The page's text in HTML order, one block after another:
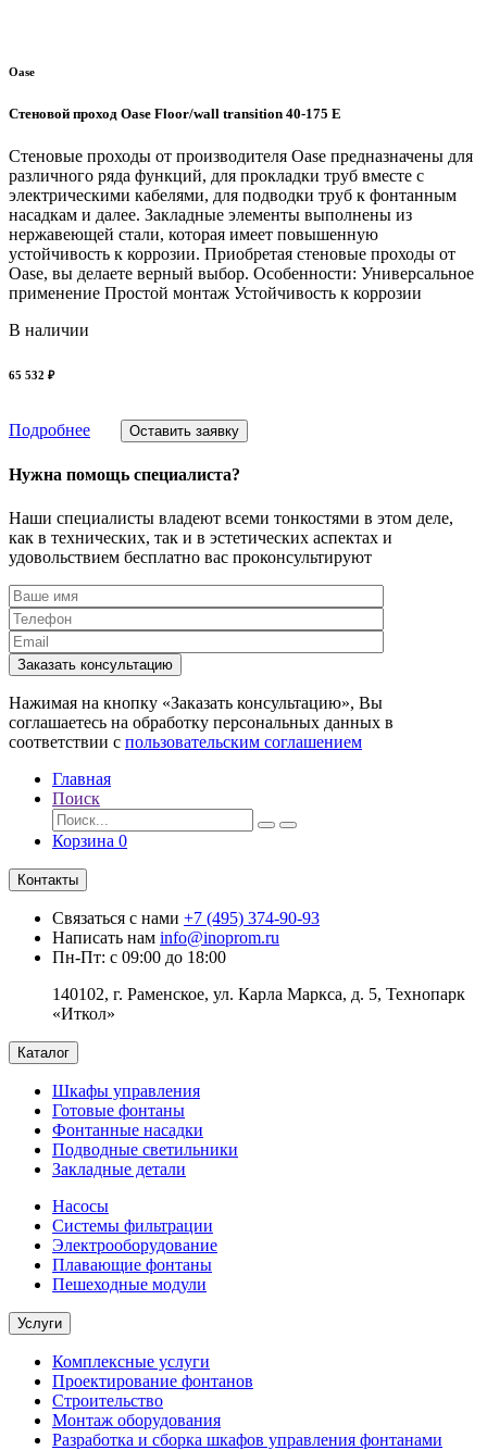
Oase
Стеновой проход Oase Floor/wall transition 40-175 E
Стеновые проходы от производителя Oase предназначены для
различного ряда функций, для прокладки труб вместе с
электрическими кабелями, для подводки труб к фонтанным
насадкам и далее. Закладные элементы выполнены из
нержавеющей стали, которая имеет повышенную
устойчивость к коррозии. Приобретая стеновые проходы от
Oase, вы делаете верный выбор. Особенности: Универсальное
применение Простой монтаж Устойчивость к коррозии
В наличии
65 532 ₽
Подробнее Оставить заявку
Нужна помощь специалиста?
Наши специалисты владеют всеми тонкостями в этом деле,
как в технических, так и в эстетических аспектах и
удовольствием бесплатно вас проконсультируют
Заказать консультацию
Нажимая на кнопку «Заказать консультацию», Вы
соглашаетесь на обработку персональных данных в
соответствии с пользовательским соглашением
Главная
Поиск
Корзина 0
Контакты
Связаться с нами +7 (495) 374-90-93
Написать нам info@inoprom.ru
Пн-Пт: с 09:00 до 18:00
140102, г. Раменское, ул. Карла Маркса, д. 5, Технопарк
«Иткол»
Каталог
Шкафы управления
Готовые фонтаны
Фонтанные насадки
Подводные светильники
Закладные детали
Насосы
Системы фильтрации
Электрооборудование
Плавающие фонтаны
Пешеходные модули
Услуги
Комплексные услуги
Проектирование фонтанов
Строительство
Монтаж оборудования
Разработка и сборка шкафов управления фонтанами